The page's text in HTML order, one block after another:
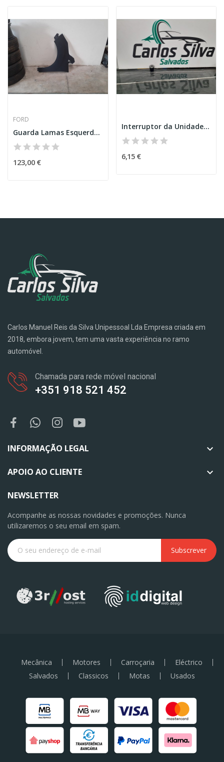
FORD
Guarda Lamas Esquerdo – FORD C-MAX II (DXA/CB7,...
123,00 €
Interruptor da Unidade de Controlo – MINI...
6,15 €
Carlos Manuel Reis da Silva Unipessoal Lda Empresa criada em
2018, embora jovem, tem uma vasta experiência no ramo
automóvel.
Chamada para rede móvel nacional
+351 918 521 452
INFORMAÇÃO LEGAL 
APOIO AO CLIENTE 
NEWSLETTER
Acompanhe as nossas novidades e promoções. Nunca
utilizaremos o seu email em spam.
Subscrever
Mecânica Motores Carroçaria
Eléctrico
Salvados
Classicos Motas Usados